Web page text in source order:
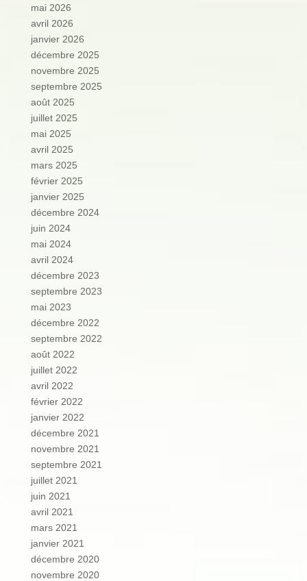
mai 2026
avril 2026
janvier 2026
décembre 2025
novembre 2025
septembre 2025
août 2025
juillet 2025
mai 2025
avril 2025
mars 2025
février 2025
janvier 2025
décembre 2024
juin 2024
mai 2024
avril 2024
décembre 2023
septembre 2023
mai 2023
décembre 2022
septembre 2022
août 2022
juillet 2022
avril 2022
février 2022
janvier 2022
décembre 2021
novembre 2021
septembre 2021
juillet 2021
juin 2021
avril 2021
mars 2021
janvier 2021
décembre 2020
novembre 2020